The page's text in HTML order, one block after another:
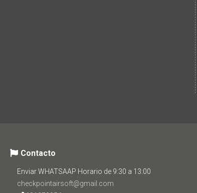
Contacto
Enviar WHATSAAP Horario de 9:30 a 13:00
checkpointairsoft@gmail.com